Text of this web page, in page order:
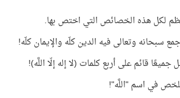
لكل هذه الخصائص التي اختص بها.
سبحانه وتعالى فيه الدين كلّه والإيمان كلّه!
قائم على أربع كلمات (لا إله إلّا اللَّه)!
في اسم "اللَّه"!